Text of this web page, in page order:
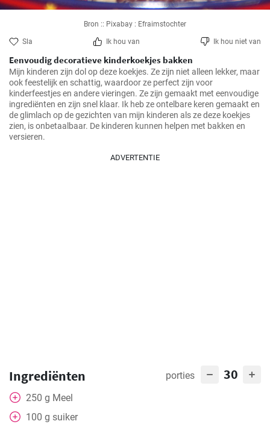
Bron :: Pixabay : Efraimstochter
Sla Ik hou van Ik hou niet van
Eenvoudig decoratieve kinderkoekjes bakken
Mijn kinderen zijn dol op deze koekjes. Ze zijn niet alleen lekker, maar
ook feestelijk en schattig, waardoor ze perfect zijn voor
kinderfeestjes en andere vieringen. Ze zijn gemaakt met eenvoudige
ingrediënten en zijn snel klaar. Ik heb ze ontelbare keren gemaakt en
de glimlach op de gezichten van mijn kinderen als ze deze koekjes
zien, is onbetaalbaar. De kinderen kunnen helpen met bakken en
versieren.
ADVERTENTIE
Ingrediënten porties 30
250 g Meel
100 g suiker